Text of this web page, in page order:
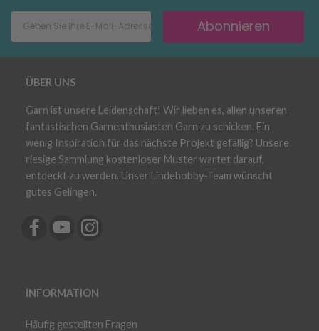
Abonnieren
ÜBER UNS
Garn ist unsere Leidenschaft! Wir lieben es, allen unseren
fantastischen Garnenthusiasten Garn zu schicken. Ein
wenig Inspiration für das nächste Projekt gefällig? Unsere
riesige Sammlung kostenloser Muster wartet darauf,
entdeckt zu werden. Unser Lindehobby-Team wünscht
gutes Gelingen.
INFORMATION
Häufig gestellten Fragen